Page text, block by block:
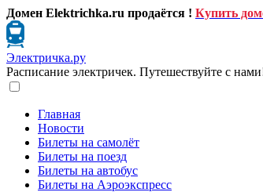
Домен Elektrichka.ru продаётся ! Купить
Электричка.ру
Расписание электричек. Путешествуйте с
Главная
Новости
Билеты на самолёт
Билеты на поезд
Билеты на автобус
Билеты на Аэроэкспресс